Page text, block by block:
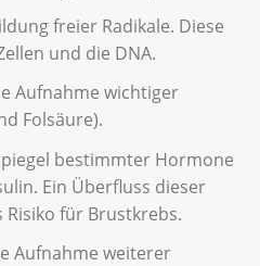
freier Radikale. Diese
und die DNA.
Aufnahme wichtiger
Folsäure).
bestimmter Hormone
Ein Überfluss dieser
für Brustkrebs.
Aufnahme weiterer